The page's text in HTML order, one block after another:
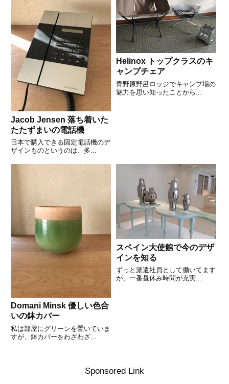
Jacob Jensen 落ち着いた
たたずまいの電話機
日本で購入できる固定電話機のデ
ザインものというのは、多...
Helinox トップクラスのキ
ャンプチェア
青野原野呂ロッジでキャンプ場の
魅力を思い知ったことから...
Domani Minsk 優しい色合
いの鉢カバー
私は部屋にグリーンを置いていま
すが、鉢カバーをわざわざ...
スペイン大使館で今のデザ
インを知る
ずっと派遣社員として働いてます
が、一番昼休み時間が充実...
Sponsored Link